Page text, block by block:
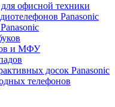
для офисной техники
Panasonic
и МФУ
досок Panasonic
телефонов